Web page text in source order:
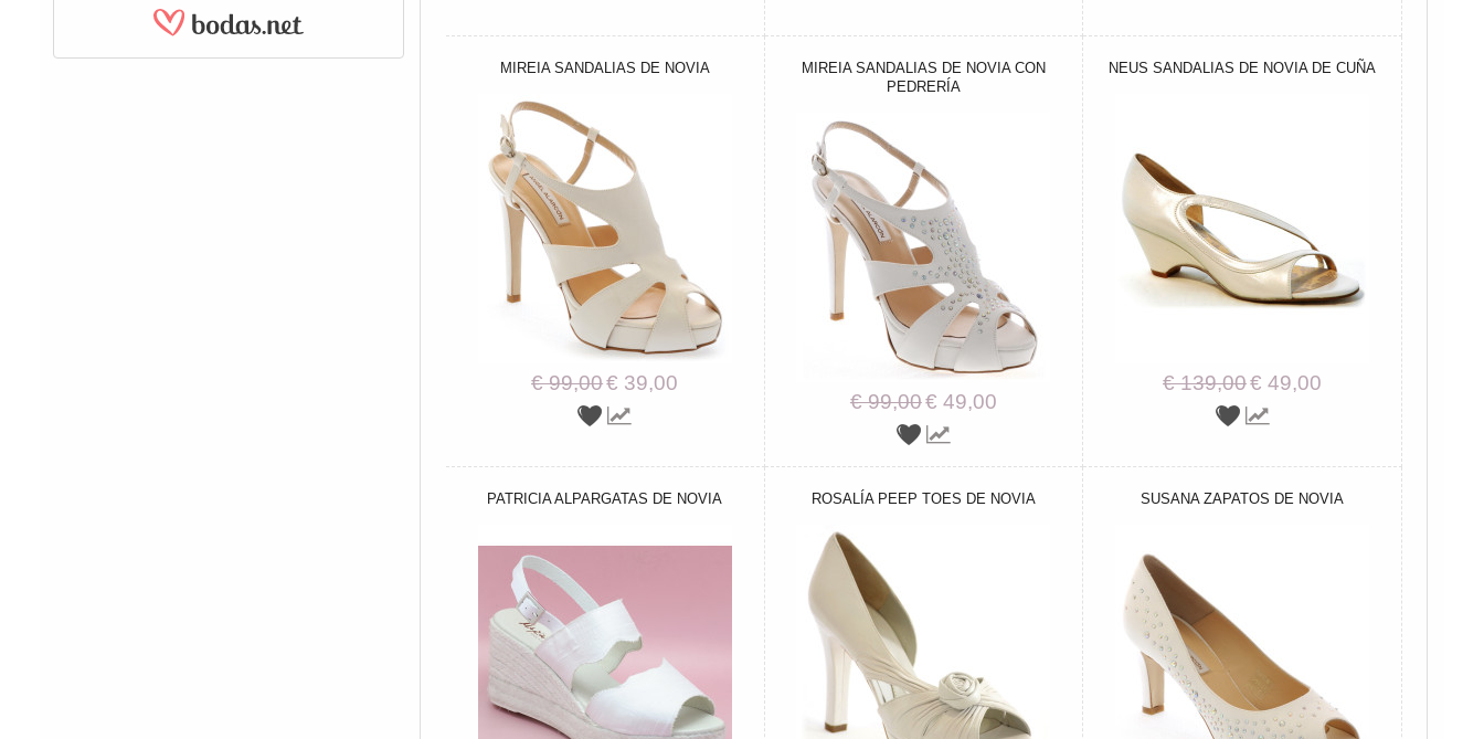
MIREIA SANDALIAS DE NOVIA
€ 99,00€ 39,00
MIREIA SANDALIAS DE NOVIA CON
PEDRERÍA
€ 99,00€ 49,00
NEUS SANDALIAS DE NOVIA DE CUÑA
€ 139,00€ 49,00
PATRICIA ALPARGATAS DE NOVIA ROSALÍA PEEP TOES DE NOVIA SUSANA ZAPATOS DE NOVIA